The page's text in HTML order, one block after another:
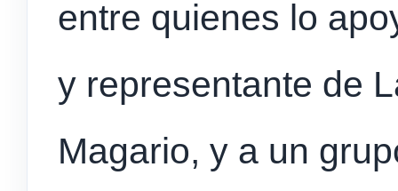
entre quienes lo
y representante de
Magario, y a un